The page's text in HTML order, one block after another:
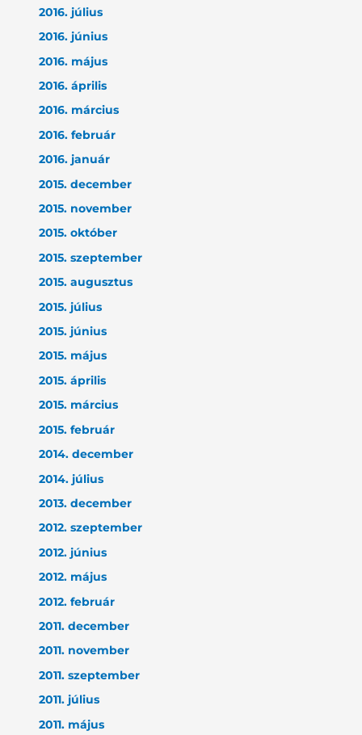
2016. július
2016. június
2016. május
2016. április
2016. március
2016. február
2016. január
2015. december
2015. november
2015. október
2015. szeptember
2015. augusztus
2015. július
2015. június
2015. május
2015. április
2015. március
2015. február
2014. december
2014. július
2013. december
2012. szeptember
2012. június
2012. május
2012. február
2011. december
2011. november
2011. szeptember
2011. július
2011. május